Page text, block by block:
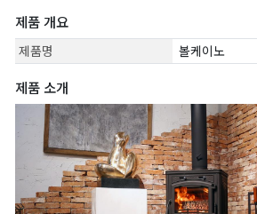
제품 개요
제품명 볼케이노
제품 소개